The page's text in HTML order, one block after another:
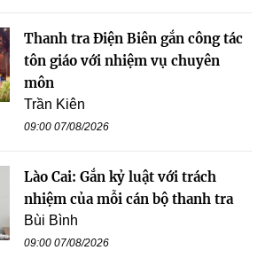
Thanh tra Điện Biên gắn công tác
tôn giáo với nhiệm vụ chuyên
môn
Trần Kiên
09:00 07/08/2026
Lào Cai: Gắn kỷ luật với trách
nhiệm của mỗi cán bộ thanh tra
Bùi Bình
09:00 07/08/2026